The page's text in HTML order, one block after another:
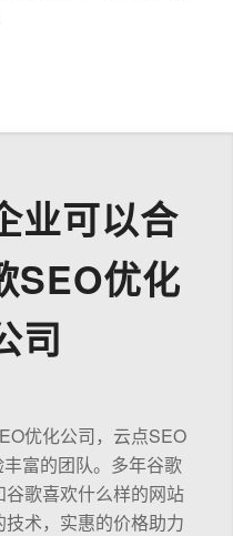
业可以合
SEO优化
司
优化公司，云点SEO
富的团队。多年谷歌
歌喜欢什么样的网站
术，实惠的价格助力